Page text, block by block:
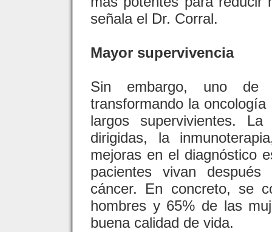
señala el Dr. Corral.
Mayor supervivencia
Sin embargo, uno de
transformando la
largos supervivientes.
dirigidas, la
mejoras en el diagnóstico
pacientes vivan
cáncer. En concreto, se
hombres y 65% de las
buena calidad de vida.